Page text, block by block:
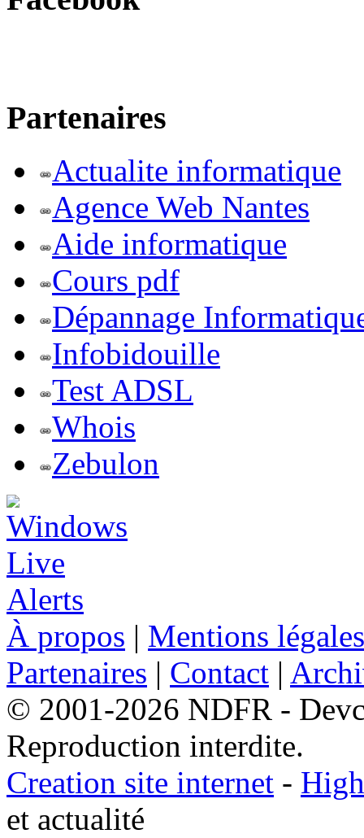
Partenaires
Actualite informatique
Agence Web Nantes
Aide informatique
Cours pdf
Dépannage
Infobidouille
Test ADSL
Whois
Zebulon
À propos | Mentions légales
Partenaires | Contact |
© 2001-2026 NDFR -
Reproduction interdite.
Creation site internet -
et actualité